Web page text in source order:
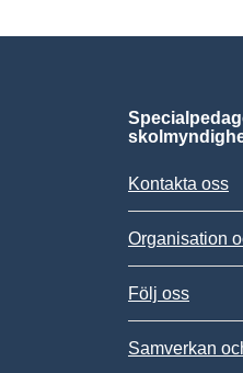
Kontakta oss
Organisation
Följ oss
Samverkan